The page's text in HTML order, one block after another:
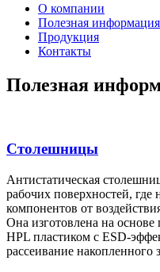
О компании
Полезная информация
Продукция
Контакты
Полезная
Столешницы
Антистатическая
рабочих поверхностей, где
компонентов от
Она изготовлена на
HPL пластиком с ESD-
рассеивание накопленного